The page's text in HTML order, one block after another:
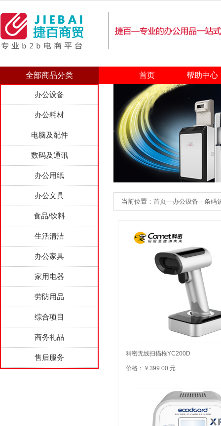
全部商品分类 首页 帮助中心
办公设备
办公耗材
电脑及配件
数码及通讯
办公用纸
办公文具
食品/饮料
生活清洁
办公家具
家用电器
劳防用品
综合项目
商务礼品
售后服务
当前位置：首页—办公设备 - 条码
科密无线扫描枪YC200D
价格：￥399.00 元